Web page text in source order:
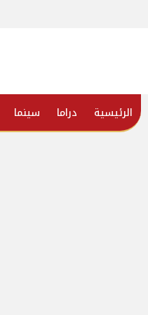
الرئيسية دراما سينما